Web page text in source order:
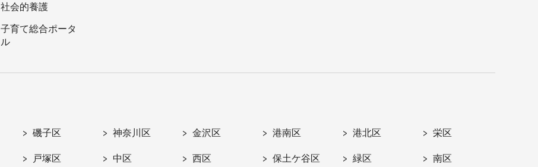
社会的養護
子育て総合ポータ
ル
磯子区 神奈川区 金沢区 港南区 港北区 栄区
戸塚区 中区 西区 保土ケ谷区 緑区 南区